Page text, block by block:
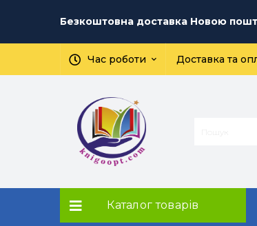
Безкоштовна доставка Новою
Час роботи Доставка та
Каталог товарів